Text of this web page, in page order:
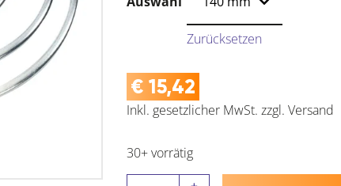
Zurücksetzen
€ 15,42
Inkl. gesetzlicher MwSt. zzgl. Versand
30+ vorrätig